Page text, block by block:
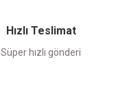
Hızlı Teslimat
Süper hızlı gönderi